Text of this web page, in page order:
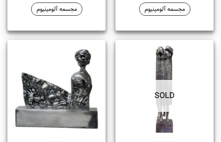
مجسمه آلومینیوم مجسمه آلومینیوم
SOLD